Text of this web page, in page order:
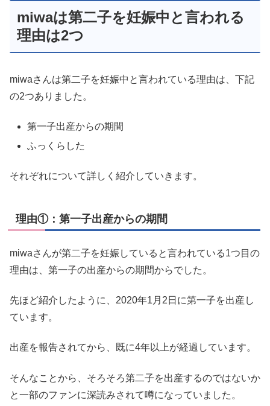
miwaは第二子を妊娠中と言われる
理由は2つ
miwaさんは第二子を妊娠中と言われている理由は、下記
の2つありました。
第一子出産からの期間
ふっくらした
それぞれについて詳しく紹介していきます。
理由①：第一子出産からの期間
miwaさんが第二子を妊娠していると言われている1つ目の
理由は、第一子の出産からの期間からでした。
先ほど紹介したように、2020年1月2日に第一子を出産し
ています。
出産を報告されてから、既に4年以上が経過しています。
そんなことから、そろそろ第二子を出産するのではないか
と一部のファンに深読みされて噂になっていました。